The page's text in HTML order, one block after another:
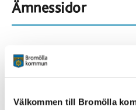
Välkommen till Bromölla
Ämnessidor
Hela webbplatsen